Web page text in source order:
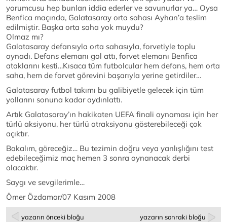
yorumcusu hep bunları iddia ederler ve savunurlar ya… Oysa
Benfica maçında, Galatasaray orta sahası Ayhan’a teslim
edilmiştir. Başka orta saha yok muydu?
Olmaz mı?
Galatasaray defansıyla orta sahasıyla, forvetiyle toplu
oynadı. Defans elemanı gol attı, forvet elemanı Benfica
ataklarını kesti…Kısaca tüm futbolcular hem defans, hem orta
saha, hem de forvet görevini başarıyla yerine getirdiler…
Galatasaray futbol takımı bu galibiyetle gelecek için tüm
yollarını sonuna kadar aydınlattı.
Artık Galatasaray’ın hakikaten UEFA finali oynaması için her
türlü aksiyonu, her türlü atraksiyonu gösterebileceği çok
açıktır.
Bakalım, göreceğiz… Bu tezimin doğru veya yanlışlığını test
edebileceğimiz maç hemen 3 sonra oynanacak derbi
olacaktır.
Saygı ve sevgilerimle…
Ömer Özdamar/07 Kasım 2008
yazarın önceki bloğu yazarın sonraki bloğu